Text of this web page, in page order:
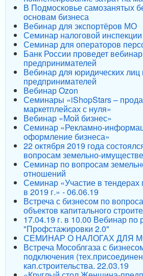
В Подмосковье самозанятых
основам бизнеса
Вебинар для экспортёров МО
Семинар налоговой инспекции
Семинар для операторов
Банк России проведет
предпринимателей
Вебинар для юридических
предпринимателей
Вебинар Ozon
Семинары «iShopStars –
маркетплейсах с нуля»
Вебинар «Мой бизнес»
Семинар «Рекламно-
оформление бизнеса»
22 октября 2019 года
вопросам земельно-
Семинар по вопросам
отношений
Семинар «Участие в
в 2019 г.» - 06.06.19
Встреча с бизнесом по
объектов капитального
17.04.19 г. в 10.00 Вебинар по
"Профстажировки 2.0"
СЕМИНАР О НАЛОГАХ ДЛЯ
Встреча Мособлгаза с
подключения
кап.строительства. 22.03.19